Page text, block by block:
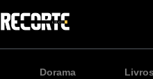
Dorama Livros